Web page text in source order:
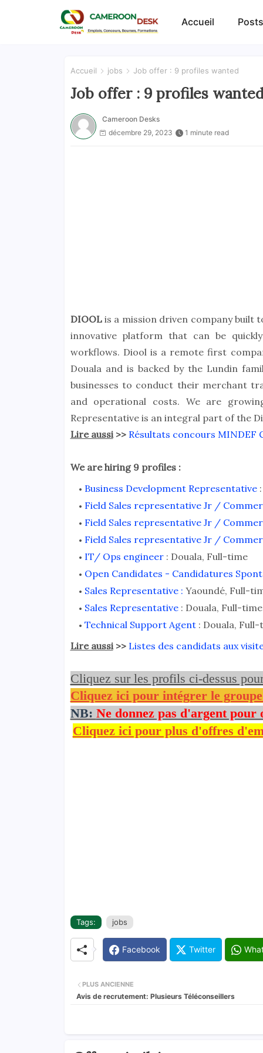
Accueil
Accueil jobs Job offer : 9 profiles wanted
Job offer : 9 profiles
Cameroon Desks
décembre 29, 2023
1 minute read
DIOOLis a mission driven company built
innovative platform that can be
workflows. Diool is a remote first
Douala and is backed by the Lundin
businesses to conduct their merchant
and operational costs. We are
Representative is an integral part of the
Lire aussi>> Résultats concours MINDEF
We are hiring 9 profiles :
Business Development Representative:
Field Sales representative Jr /
Field Sales representative Jr /
Field Sales representative Jr /
IT/ Ops engineer : Douala, Full-time
Open Candidates - Candidatures
Sales Representative : Yaoundé, Full-
Sales Representative : Douala, Full-time
Technical Support Agent : Douala,
Lire aussi>> Listes des candidats aux
Cliquez sur les profils ci-dessus
Cliquez ici pour intégrer le
NB: Ne donnez pas d'argent pour
Cliquez ici pour plus d'offres
Tags: jobs
Facebook Twitter
PLUS ANCIENNE
Avis de recrutement: Plusieurs Téléconseillers